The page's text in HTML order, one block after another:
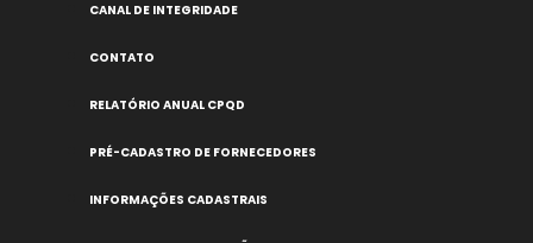
CANAL DE INTEGRIDADE
CONTATO
RELATÓRIO ANUAL CPQD
PRÉ-CADASTRO DE FORNECEDORES
INFORMAÇÕES CADASTRAIS